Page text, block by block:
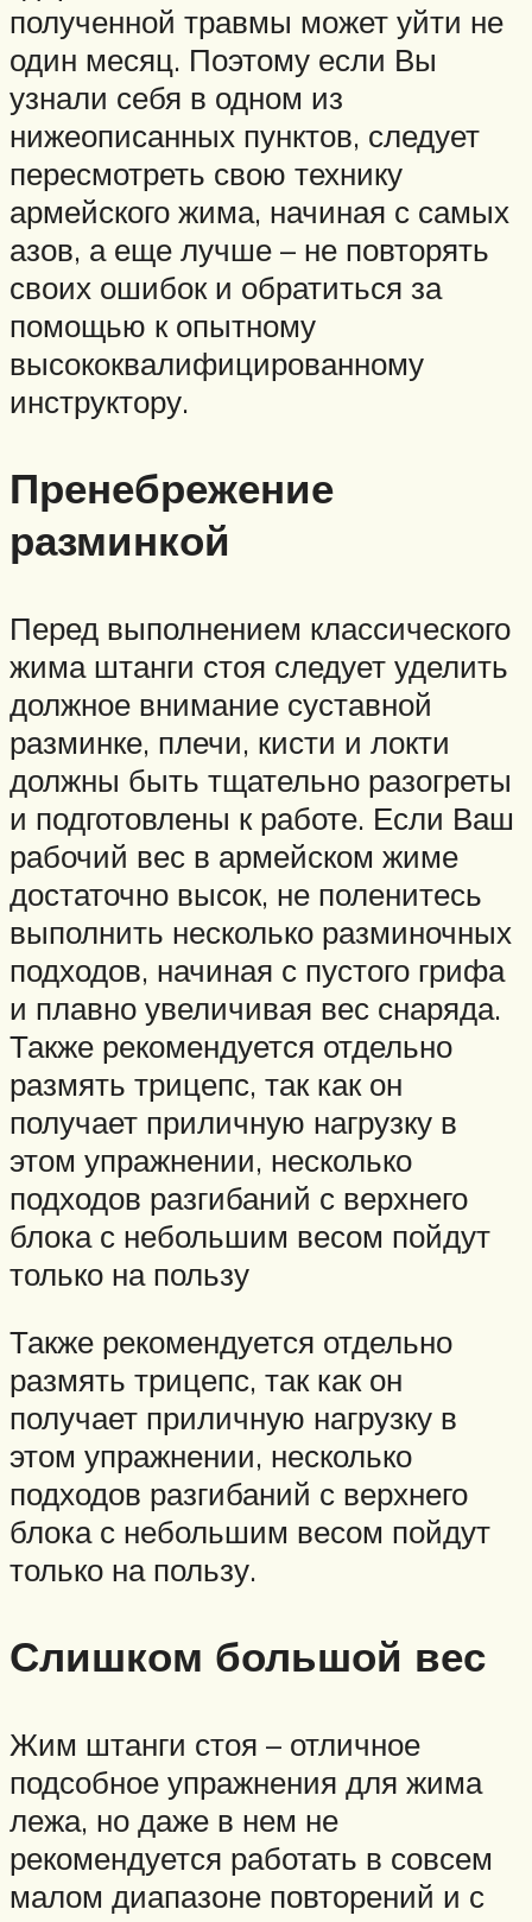
полученной травмы может уйти не
один месяц. Поэтому если Вы
узнали себя в одном из
нижеописанных пунктов, следует
пересмотреть свою технику
армейского жима, начиная с самых
азов, а еще лучше – не повторять
своих ошибок и обратиться за
помощью к опытному
высококвалифицированному
инструктору.
Пренебрежение
разминкой
Перед выполнением классического
жима штанги стоя следует уделить
должное внимание суставной
разминке, плечи, кисти и локти
должны быть тщательно разогреты
и подготовлены к работе. Если Ваш
рабочий вес в армейском жиме
достаточно высок, не поленитесь
выполнить несколько разминочных
подходов, начиная с пустого грифа
и плавно увеличивая вес снаряда.
Также рекомендуется отдельно
размять трицепс, так как он
получает приличную нагрузку в
этом упражнении, несколько
подходов разгибаний с верхнего
блока с небольшим весом пойдут
только на пользу
Также рекомендуется отдельно
размять трицепс, так как он
получает приличную нагрузку в
этом упражнении, несколько
подходов разгибаний с верхнего
блока с небольшим весом пойдут
только на пользу.
Слишком большой вес
Жим штанги стоя – отличное
подсобное упражнения для жима
лежа, но даже в нем не
рекомендуется работать в совсем
малом диапазоне повторений и с